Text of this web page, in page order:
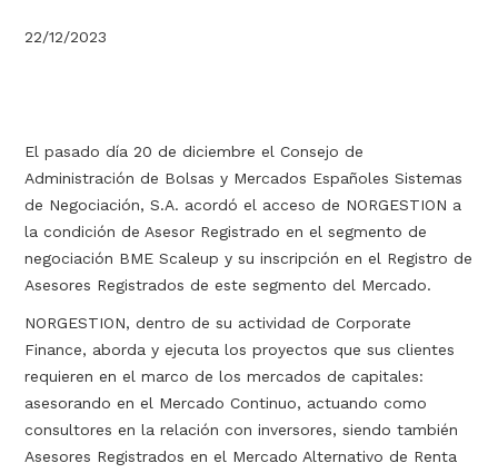
22/12/2023
El pasado día 20 de diciembre el Consejo de
Administración de Bolsas y Mercados Españoles Sistemas
de Negociación, S.A. acordó el acceso de NORGESTION a
la condición de Asesor Registrado en el segmento de
negociación BME Scaleup y su inscripción en el Registro de
Asesores Registrados de este segmento del Mercado.
NORGESTION, dentro de su actividad de Corporate
Finance, aborda y ejecuta los proyectos que sus clientes
requieren en el marco de los mercados de capitales:
asesorando en el Mercado Continuo, actuando como
consultores en la relación con inversores, siendo también
Asesores Registrados en el Mercado Alternativo de Renta